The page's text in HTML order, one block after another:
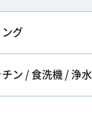
ング
ン / 食洗機 / 浄